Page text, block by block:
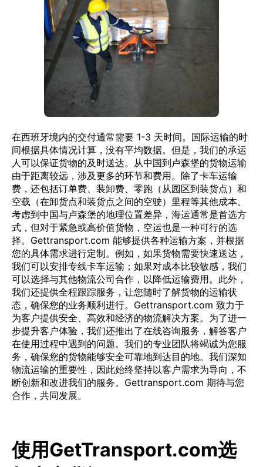
在西班牙境内的交付通常需要 1-3 天时间。国际运输的时
间根据具体情况计算，没有平均数据。但是，我们的承运
人可以保证货物的及时送达。从中国到卢森堡的货物运输
由于距离较远，涉及更多的环节和费用。除了卡车运输
费，还包括订单费、装卸费、零跑（从园区到装货点）和
空载（在卸货点和装货点之间的空驶）里程等其他成本。
考虑到中国与卢森堡的地理位置差异，海运通常是首选方
式，但对于紧急或高价值货物，空运也是一种可行的选
择。Gettransport.com 能够提供各种运输方案，并根据
您的具体需求进行定制。例如，如果货物需要快速送达，
我们可以安排专线卡车运输；如果对成本比较敏感，我们
可以选择与其他物流公司合作，以降低运输费用。此外，
我们还提供全程跟踪服务，让您随时了解货物的运输状
态，确保您的业务顺利进行。Gettransport.com 致力于
为客户提供安全、高效和经济的物流解决方案。为了进一
步提升客户体验，我们还推出了在线咨询服务，解答客户
在使用过程中遇到的问题。我们的专业团队将竭诚为您服
务，确保您的货物能够安全可靠地到达目的地。我们深知
物流运输的重要性，因此始终坚持以客户需求为导向，不
断创新和改进我们的服务。Gettransport.com 期待与您
合作，共同发展。
使用GetTransport.com选